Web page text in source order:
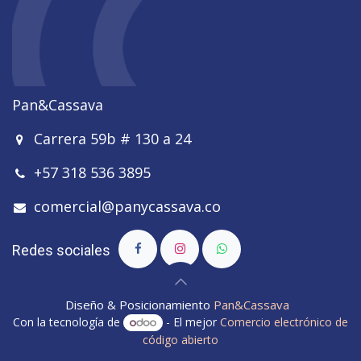
Pan&Cassava
Carrera 59b # 130 a 24
+57 318 536 3895
comercial@panycassava.co
Redes sociales
Diseño & Posicionamiento Pan&Cassava
Con la tecnología de - El mejor Comercio electrónico de
código abierto